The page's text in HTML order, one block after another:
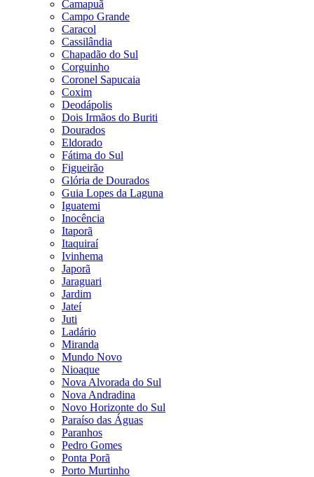
Camapuã
Campo Grande
Caracol
Cassilândia
Chapadão do Sul
Corguinho
Coronel Sapucaia
Coxim
Deodápolis
Dois Irmãos do Buriti
Dourados
Eldorado
Fátima do Sul
Figueirão
Glória de Dourados
Guia Lopes da Laguna
Iguatemi
Inocência
Itaporã
Itaquiraí
Ivinhema
Japorã
Jaraguari
Jardim
Jateí
Juti
Ladário
Miranda
Mundo Novo
Nioaque
Nova Alvorada do Sul
Nova Andradina
Novo Horizonte do Sul
Paraíso das Águas
Paranhos
Pedro Gomes
Ponta Porã
Porto Murtinho